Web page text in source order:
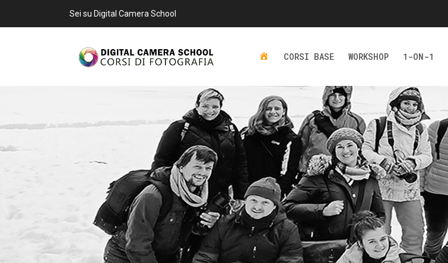
Sei su Digital Camera School
CORSI BASE WORKSHOP 1-ON-1